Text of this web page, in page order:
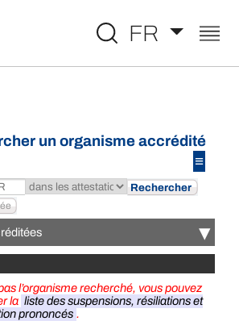
FR
un organisme accrédité
≡
▾
l’organisme recherché, vous pouvez
la liste des suspensions, résiliations et
prononcés .